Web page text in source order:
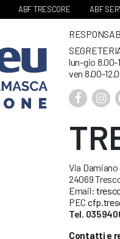
ABF TRESCORE ABF
lun-gio 8.00-
ven 8.00-
Via Damiano
24069
Email:
PEC
Tel.
Contatti e